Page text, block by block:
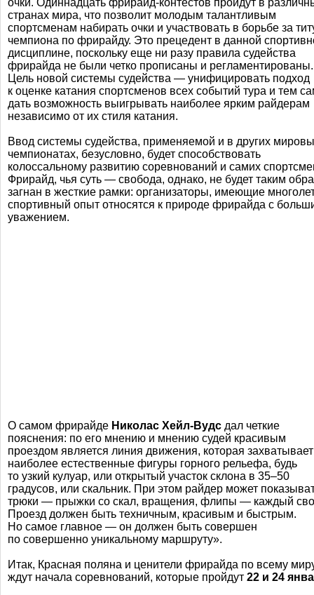
странах мира, что позволит молодым талантливым
спортсменам набирать очки и участвовать в борьбе за
чемпиона по фрирайду. Это прецедент в данной
дисциплине, поскольку еще ни разу правила судейства
фрирайда не были четко прописаны и регламентированы.
Цель новой системы судейства — унифицировать подход
к оценке катания спортсменов всех событий тура и тем
дать возможность выигрывать наиболее ярким райдерам
независимо от их стиля катания.
Ввод системы судейства, применяемой и в других
чемпионатах, безусловно, будет способствовать
колоссальному развитию соревнований и самих
Фрирайд, чья суть — свобода, однако, не будет таким
загнан в жесткие рамки: организаторы, имеющие
спортивный опыт относятся к природе фрирайда с
уважением.
О самом фрирайде Николас Хейл-Вудс дал четкие
пояснения: по его мнению и мнению судей красивым
проездом является линия движения, которая
наиболее естественные фигуры горного рельефа, будь
то узкий кулуар, или открытый участок склона в 35–50
градусов, или скальник. При этом райдер может
трюки — прыжки со скал, вращения, флипы — каждый
Проезд должен быть техничным, красивым и быстрым.
Но самое главное — он должен быть совершен
по совершенно уникальному маршруту».
Итак, Красная поляна и ценители фрирайда по всему
ждут начала соревнований, которые пройдут 22 и 24